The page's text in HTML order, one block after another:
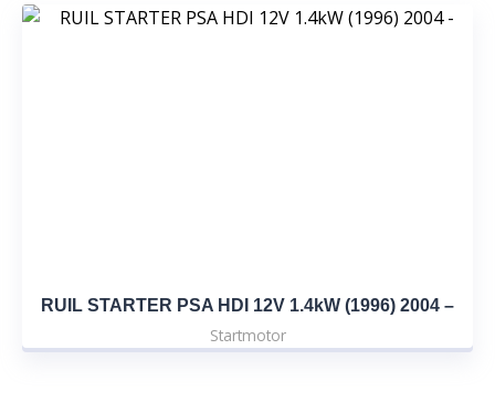
RUIL STARTER PSA HDI 12V 1.4kW (1996) 2004 –
Startmotor